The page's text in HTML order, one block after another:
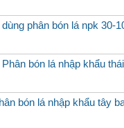
phân bón lá npk 30-
bón lá nhập khẩu
bón lá nhập khẩu tây